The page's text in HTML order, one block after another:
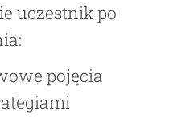
uczestnik po
pojęcia